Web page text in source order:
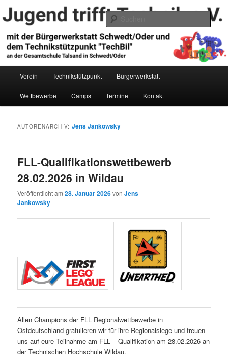
Zum
primären
springen
Zum
sekundären
springenJugend trifft Technik e.V.
Verein Technikstützpunkt Bürgerwerkstatt
Wettbewerbe Camps Termine Kontakt
AUTORENARCHIV:Jens Jankowsky
FLL-Qualifikationswettbewerb
28.02.2026 in Wildau
Veröffentlicht am28. Januar 2026vonJens
Jankowsky
Allen Champions der FLL Regionalwettbewerbe in
Ostdeutschland gratulieren wir für ihre Regionalsiege und freuen
uns auf eure Teilnahme am FLL – Qualifikation am 28.02.2026 an
der Technischen Hochschule Wildau.